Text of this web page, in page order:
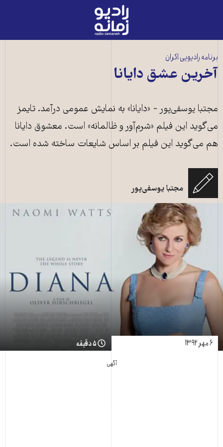
رادیو
زمانه
صفحه
اصلی
برنامه رادیویی اکران
آخرین عشق دایانا
مجتبا یوسفی‌پور - «دایانا» به نمایش عمومی درآمد. تایمز
می‌گوید این فیلم «شرم‌آور و ظالمانه» است. معشوق دایانا
هم می‌گوید این فیلم بر اساس شایعات ساخته شده است.
مجتبا یوسفی‌پور
۶ مهر ۱۳۹۲ ۵ دقیقه
آگهی